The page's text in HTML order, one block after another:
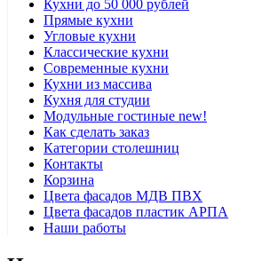
Кухни до 50 000 рублей
Прямые кухни
Угловые кухни
Классические кухни
Современные кухни
Кухни из массива
Кухня для студии
Модульные гостиные new!
Как сделать заказ
Категории столешниц
Контакты
Корзина
Цвета фасадов МДВ ПВХ
Цвета фасадов пластик АРПА
Наши работы